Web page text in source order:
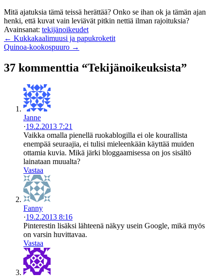
Mitä ajatuksia tämä teissä herättää? Onko se ihan ok ja tämän ajan
henki, että kuvat vain leviävät pitkin nettiä ilman rajoituksia?
Avainsanat: tekijänoikeudet
← Kukkakaalimuusi ja papukroketit
Quinoa-kookospuuro →
37 kommenttia “Tekijänoikeuksista”
Janne
·19.2.2013 7:21
Vaikka omalla pienellä ruokablogilla ei ole kourallista
enempää seuraajia, ei tulisi mieleenkään käyttää muiden
ottamia kuvia. Mikä järki bloggaamisessa on jos sisältö
lainataan muualta?
Vastaa
Fanny
·19.2.2013 8:16
Pinterestin lisäksi lähteenä näkyy usein Google, mikä myös
on varsin huvittavaa.
Vastaa